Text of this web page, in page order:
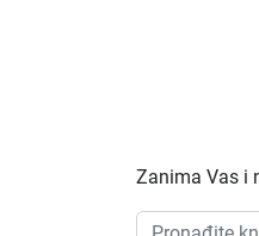
Zanima Vas i